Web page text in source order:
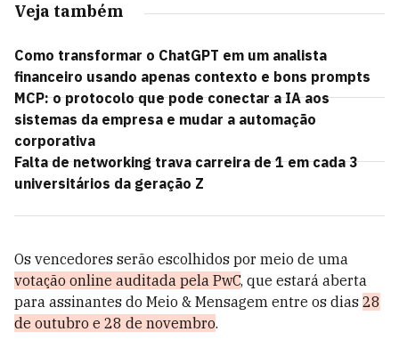
Veja também
Como transformar o ChatGPT em um analista
financeiro usando apenas contexto e bons prompts
MCP: o protocolo que pode conectar a IA aos
sistemas da empresa e mudar a automação
corporativa
Falta de networking trava carreira de 1 em cada 3
universitários da geração Z
Os vencedores serão escolhidos por meio de uma
votação online auditada pela PwC, que estará aberta
para assinantes do Meio & Mensagem entre os dias 28
de outubro e 28 de novembro.